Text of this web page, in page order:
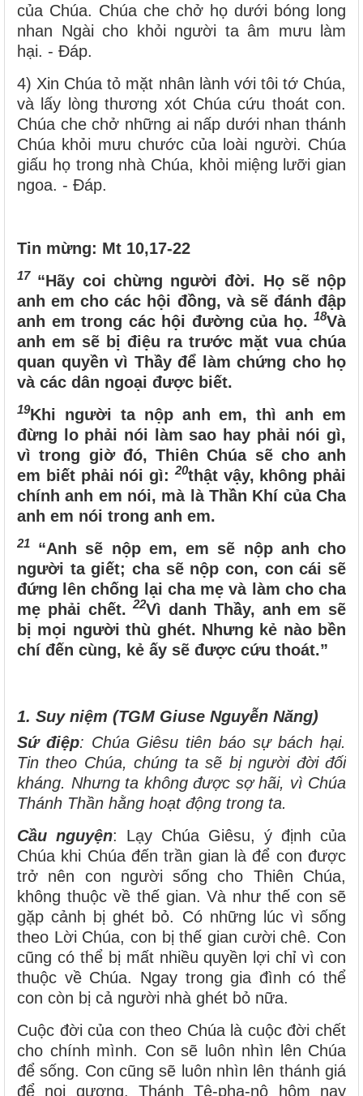
của Chúa. Chúa che chở họ dưới bóng long
nhan Ngài cho khỏi người ta âm mưu làm
hại. - Đáp.
4) Xin Chúa tỏ mặt nhân lành với tôi tớ Chúa,
và lấy lòng thương xót Chúa cứu thoát con.
Chúa che chở những ai nấp dưới nhan thánh
Chúa khỏi mưu chước của loài người. Chúa
giấu họ trong nhà Chúa, khỏi miệng lưỡi gian
ngoa. - Đáp.
Tin mừng: Mt 10,17-22
17 “Hãy coi chừng người đời. Họ sẽ nộp
anh em cho các hội đồng, và sẽ đánh đập
anh em trong các hội đường của họ. 18Và
anh em sẽ bị điệu ra trước mặt vua chúa
quan quyền vì Thầy để làm chứng cho họ
và các dân ngoại được biết.
19Khi người ta nộp anh em, thì anh em
đừng lo phải nói làm sao hay phải nói gì,
vì trong giờ đó, Thiên Chúa sẽ cho anh
em biết phải nói gì:20thật vậy, không phải
chính anh em nói, mà là Thần Khí của Cha
anh em nói trong anh em.
21
“Anh sẽ nộp em, em sẽ nộp anh cho
người ta giết; cha sẽ nộp con, con cái sẽ
đứng lên chống lại cha mẹ và làm cho cha
mẹ phải chết.22Vì danh Thầy, anh em sẽ
bị mọi người thù ghét. Nhưng kẻ nào bền
chí đến cùng, kẻ ấy sẽ được cứu thoát.”
1. Suy niệm (TGM Giuse Nguyễn Năng)
Sứ điệp: Chúa Giêsu tiên báo sự bách hại.
Tin theo Chúa, chúng ta sẽ bị người đời đối
kháng. Nhưng ta không được sợ hãi, vì Chúa
Thánh Thần hằng hoạt động trong ta.
Cầu nguyện:
Lạy Chúa Giêsu, ý định của
Chúa khi Chúa đến trần gian là để con được
trở nên con người sống cho Thiên Chúa,
không thuộc về thế gian. Và như thế con sẽ
gặp cảnh bị ghét bỏ. Có những lúc vì sống
theo Lời Chúa, con bị thế gian cười chê. Con
cũng có thể bị mất nhiều quyền lợi chỉ vì con
thuộc về Chúa. Ngay trong gia đình có thể
con còn bị cả người nhà ghét bỏ nữa.
Cuộc đời của con theo Chúa là cuộc đời chết
cho chính mình. Con sẽ luôn nhìn lên Chúa
để sống. Con cũng sẽ luôn nhìn lên thánh giá
để noi gương. Thánh Tê-pha-nô hôm nay